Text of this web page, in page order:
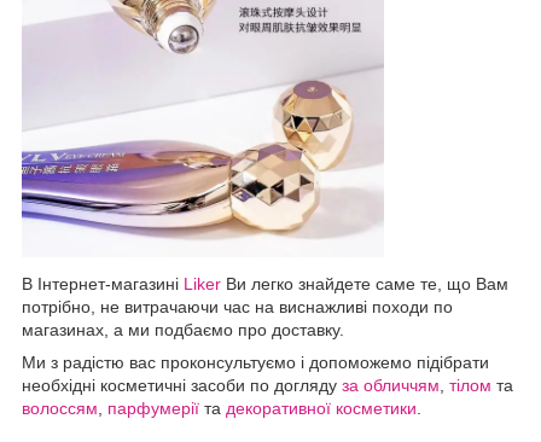
В Інтернет-магазині Liker Ви легко знайдете саме те, що Вам
потрібно, не витрачаючи час на виснажливі походи по
магазинах, а ми подбаємо про доставку.
Ми з радістю вас проконсультуємо і допоможемо підібрати
необхідні косметичні засоби по догляду за обличчям тілом та
волоссям
парфумерії та декоративної косметики